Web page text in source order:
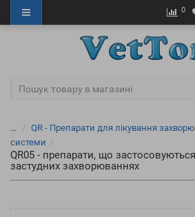
0
...
QR - Препарати для лікування
системи
QR05 - препарати, що
застудних захворюваннях